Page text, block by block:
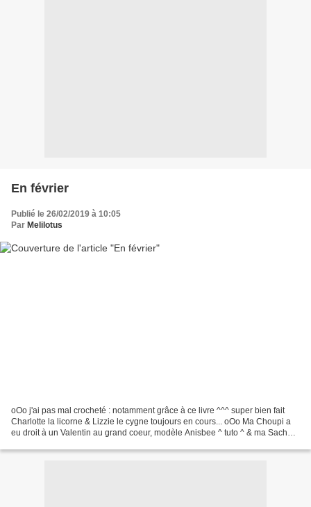
En février
Publié le 26/02/2019 à 10:05
Par Melilotus
oOo j'ai pas mal crocheté : notamment grâce à ce livre ^^^ super bien fait
Charlotte la licorne & Lizzie le cygne toujours en cours... oOo Ma Choupi a
eu droit à un Valentin au grand coeur, modèle Anisbee ^ tuto ^ & ma Sacha à